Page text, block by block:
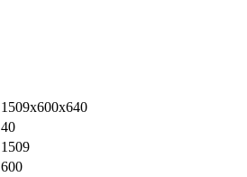
1509x600x640
40
1509
600